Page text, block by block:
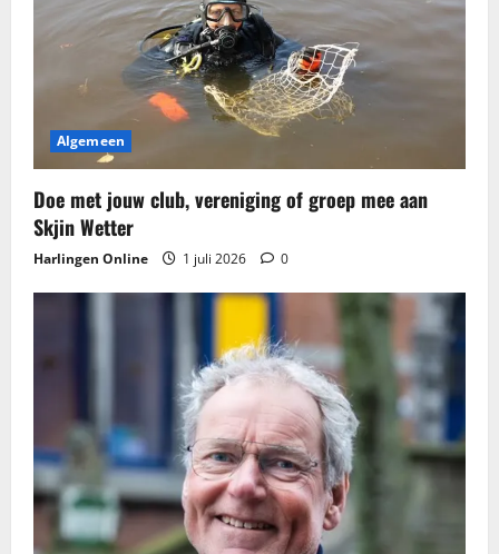
a
t
i
e
Algemeen
Doe met jouw club, vereniging of groep mee aan
Skjin Wetter
Harlingen Online 1 juli 2026 0